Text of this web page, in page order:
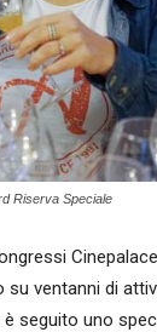
Riserva Speciale
su ventanni di
seguito uno